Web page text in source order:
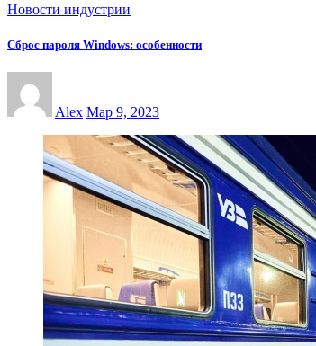
Новости индустрии
Сброс пароля Windows: особенности
Alex Мар 9, 2023